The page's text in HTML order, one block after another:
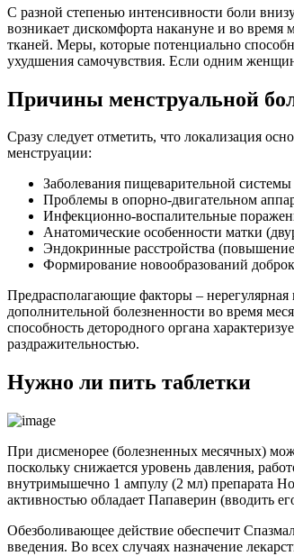
С разной степенью интенсивности боли
возникает дискомфорта накануне и во
тканей. Меры, которые потенциально
ухудшения самочувствия. Если одним
Причины менструальной
Сразу следует отметить, что локализация
менструации:
Заболевания пищеварительной системы
Проблемы в опорно-двигательном
Инфекционно-воспалительные
Анатомические особенности матки
Эндокринные расстройства
Формирование новообразований
Предрасполагающие факторы –
дополнительной болезненности во время
способность детородного органа
раздражительностью.
Нужно ли пить таблетки
При дисменорее (болезненных месячных)
поскольку снижается уровень давления,
внутримышечно 1 ампулу (2 мл) препарата
активностью обладает Папаверин (вводить
Обезболивающее действие обеспечит
введения. Во всех случаях назначение